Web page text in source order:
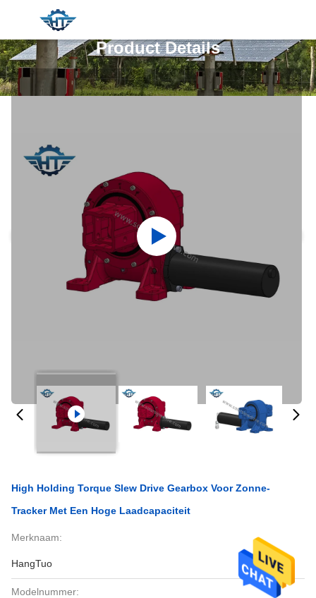
Product Details
High Holding Torque Slew Drive Gearbox Voor Zonne-
Tracker Met Een Hoge Laadcapaciteit
Merknaam:
HangTuo
Modelnummer: